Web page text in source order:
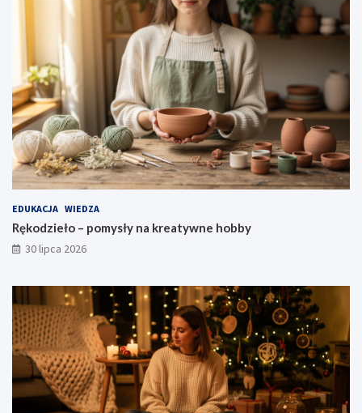
EDUKACJA WIEDZA
Rękodzieło – pomysły na kreatywne hobby
30 lipca 2026